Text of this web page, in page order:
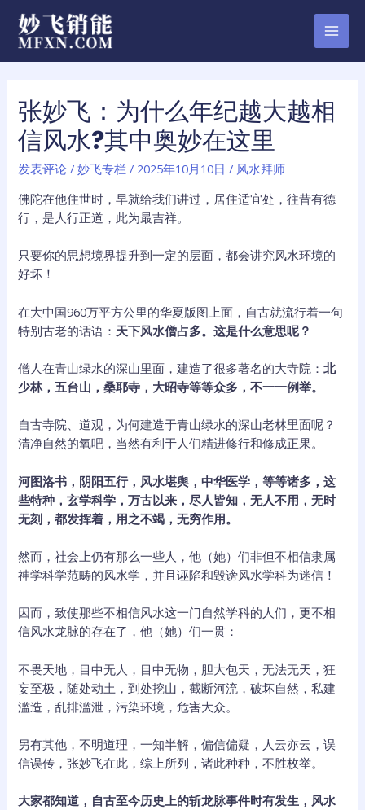
容
张妙飞：为什么年纪越大越相
信风水?其中奥妙在这里
发表评论 /妙飞专栏 / 2025年10月10日 / 风水拜师
佛陀在他住世时，早就给我们讲过，居住适宜处，往昔有德
行，是人行正道，此为最吉祥。
只要你的思想境界提升到一定的层面，都会讲究风水环境的
好坏！
在大中国960万平方公里的华夏版图上面，自古就流行着一句
特别古老的话语： 天下风水僧占多。这是什么意思呢？
僧人在青山绿水的深山里面，建造了很多著名的大寺院：北
少林，五台山，桑耶寺，大昭寺等等众多，不一一例举。
自古寺院、道观，为何建造于青山绿水的深山老林里面呢？
清净自然的氧吧，当然有利于人们精进修行和修成正果。
河图洛书，阴阳五行，风水堪舆，中华医学，等等诸多，这
些特种，玄学科学，万古以来，尽人皆知，无人不用，无时
无刻，都发挥着，用之不竭，无穷作用。
然而，社会上仍有那么一些人，他（她）们非但不相信隶属
神学科学范畴的风水学，并且诬陷和毁谤风水学科为迷信！
因而，致使那些不相信风水这一门自然学科的人们，更不相
信风水龙脉的存在了，他（她）们一贯：
不畏天地，目中无人，目中无物，胆大包天，无法无天，狂
妄至极，随处动土，到处挖山，截断河流，破坏自然，私建
滥造，乱排滥泄，污染环境，危害大众。
另有其他，不明道理，一知半解，偏信偏疑，人云亦云，误
信误传，张妙飞在此，综上所列，诸此种种，不胜枚举。
大家都知道，自古至今历史上的斩龙脉事件时有发生，风水